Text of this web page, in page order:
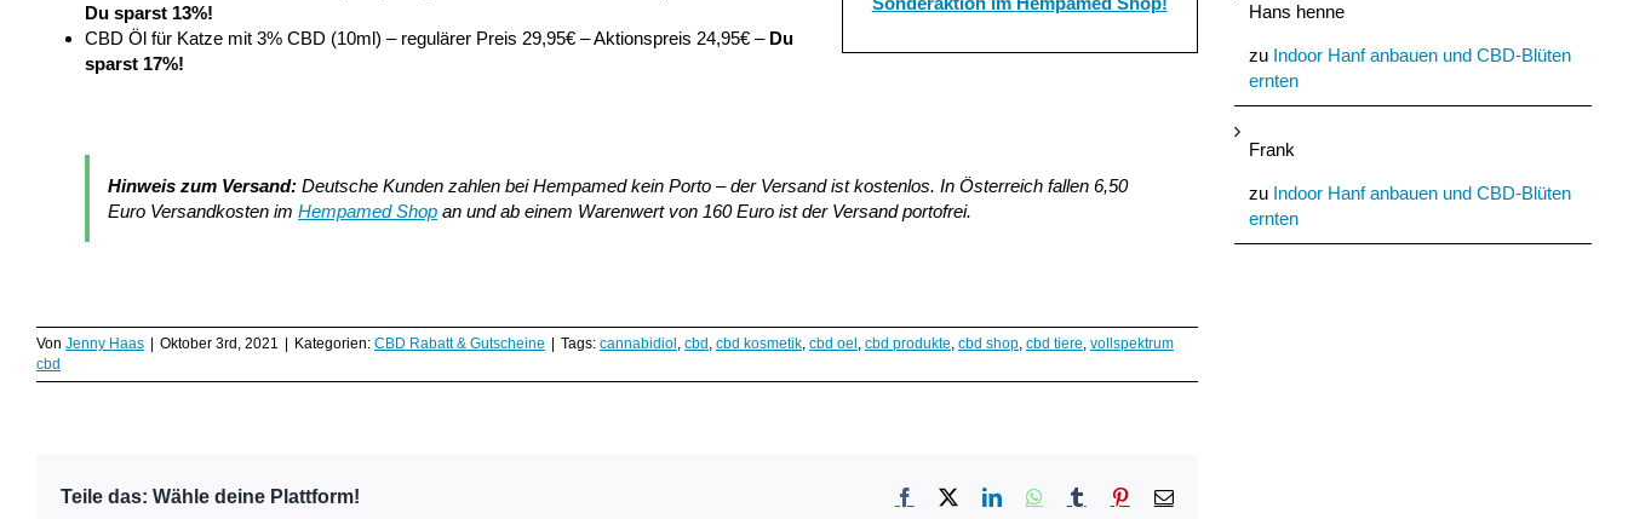
Du sparst 13%!
CBD Öl für Katze mit 3% CBD (10ml) – regulärer Preis 29,95€ – Aktionspreis 24,95€ – Du
sparst 17%!
Hinweis zum Versand:Deutsche Kunden zahlen bei Hempamed kein Porto – der Versand ist kostenlos. In Österreich fallen 6,50
Euro Versandkosten im Hempamed Shopan und ab einem Warenwert von 160 Euro ist der Versand portofrei.
Von Jenny Haas Oktober 3rd, 2021 Kategorien: CBD Rabatt & Gutscheine Tags: cannabidiol , cbd , cbd kosmetik, cbd oel , cbd produkte, cbd shop, cbd tiere, vollspektrum
cbd
Teile das: Wähle deine Plattform! Facebook
X LinkedInWhatsApp
TumblrPinterest
E-
Hans henne
zu Indoor Hanf anbauen und CBD-Blüten
ernten
Frank
zu Indoor Hanf anbauen und CBD-Blüten
ernten